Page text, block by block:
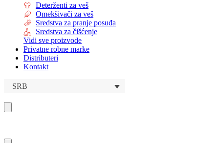
Deterženti za veš
Omekšivači za veš
Sredstva za pranje posuđa
Sredstva za čišćenje
Vidi sve proizvode
Privatne robne marke
Distributeri
Kontakt
SRB